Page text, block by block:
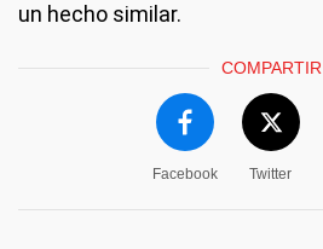
un hecho similar.
COMPARTIR
Facebook Twitter